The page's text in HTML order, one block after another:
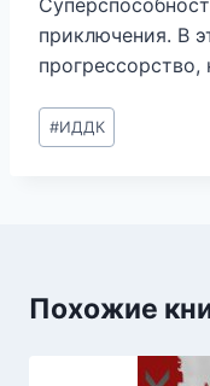
приключения. В
прогрессорство,
Метки
записи:
#ИДДК
Похожие